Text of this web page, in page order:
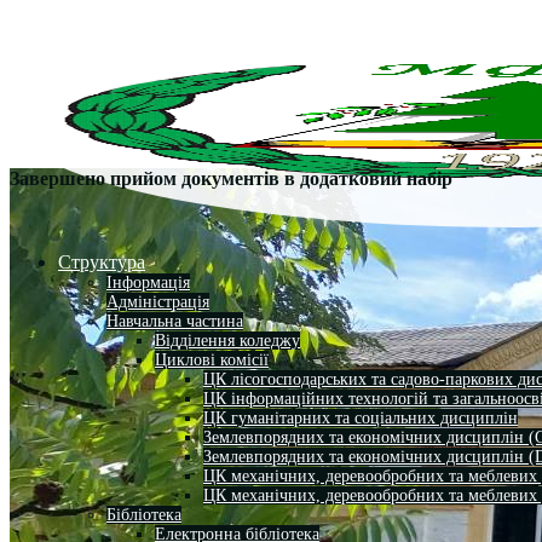
Структура
Інформація
Адміністрація
Навчальна частина
Відділення коледжу
Циклові комісії
ЦК лісогосподарських та садово-паркових
ЦК інформаційних технологій та
ЦК гуманітарних та соціальних дисциплін
Землевпорядних та економічних дисциплін
Землевпорядних та економічних дисциплін
ЦК механічних, деревообробних та
ЦК механічних, деревообробних та
Бібліотека
Електронна бібліотека
Завершено прийом документів в додатковий набір